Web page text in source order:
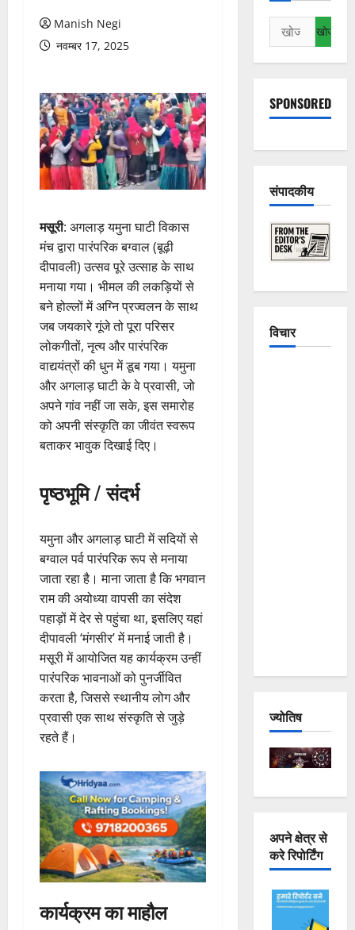
Manish Negi
नवम्बर 17, 2025
मसूरी: अगलाड़ यमुना घाटी विकास
मंच द्वारा पारंपरिक बग्वाल (बूढ़ी
दीपावली) उत्सव पूरे उत्साह के साथ
मनाया गया। भीमल की लकड़ियों से
बने होल्लों में अग्नि प्रज्वलन के साथ
जब जयकारे गूंजे तो पूरा परिसर
लोकगीतों, नृत्य और पारंपरिक
वाद्ययंत्रों की धुन में डूब गया। यमुना
और अगलाड़ घाटी के वे प्रवासी, जो
अपने गांव नहीं जा सके, इस समारोह
को अपनी संस्कृति का जीवंत स्वरूप
बताकर भावुक दिखाई दिए।
पृष्ठभूमि / संदर्भ
यमुना और अगलाड़ घाटी में सदियों से
बग्वाल पर्व पारंपरिक रूप से मनाया
जाता रहा है। माना जाता है कि भगवान
राम की अयोध्या वापसी का संदेश
पहाड़ों में देर से पहुंचा था, इसलिए यहां
दीपावली ‘मंगसीर’ में मनाई जाती है।
मसूरी में आयोजित यह कार्यक्रम उन्हीं
पारंपरिक भावनाओं को पुनर्जीवित
करता है, जिससे स्थानीय लोग और
प्रवासी एक साथ संस्कृति से जुड़े
रहते हैं।
कार्यक्रम का माहौल
निम्न
को
खोजें:
SPONSORED
संपादकीय
विचार
ज्योतिष
अपने क्षेत्र से
करे रिपोर्टिंग